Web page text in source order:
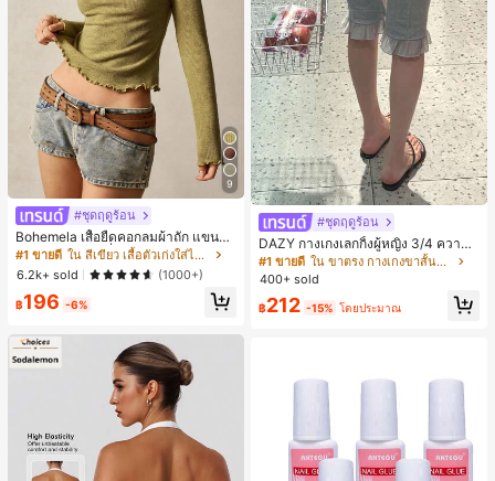
9
#ชุดฤดูร้อน
Bohemela เสื้อยืดคอกลมผ้าถัก แขนยา
ว สีเรียบ ใช้งานทั่วไป สำหรับผู้หญิง
#1 ขายดี
ใน สีเขียว เสื้อตัวเก่งใส่ได้ทุกวัน
6.2k+ sold
(1000+)
฿196 -6%
#ชุดฤดูร้อน
DAZY กางเกงเลกกิ้งผู้หญิง 3/4 ความย
าวขา ทรงเข้ารูป แต่งลูกไม้แบบปะติด
ลำลอง สำหรับวันหยุดฤดูร้อน
#1 ขายดี
ใน ขาตรง กางเกงขาสั้นผู้หญิง
400+ sold
฿212 -15% โดยประมาณ